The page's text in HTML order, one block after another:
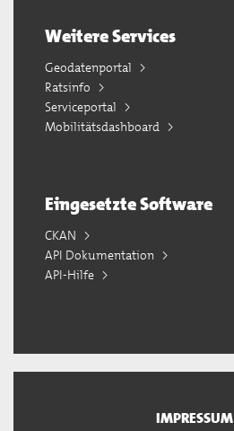
Weitere Services
Geodatenportal
Ratsinfo
Serviceportal
Mobilitätsdashboard
Eingesetzte Software
CKAN
API Dokumentation
API-Hilfe
IMPRESSUM